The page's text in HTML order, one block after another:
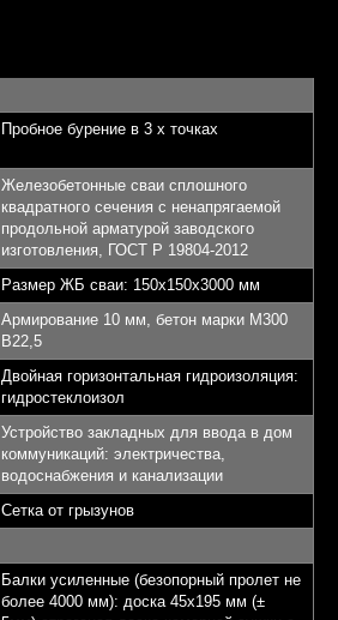
Пробное бурение в 3 х точках
Железобетонные сваи сплошного
квадратного сечения с ненапрягаемой
продольной арматурой заводского
изготовления, ГОСТ Р 19804-2012
Размер ЖБ сваи: 150х150х3000 мм
Армирование 10 мм, бетон марки М300
B22,5
Двойная горизонтальная гидроизоляция:
гидростеклоизол
Устройство закладных для ввода в дом
коммуникаций: электричества,
водоснабжения и канализации
Сетка от грызунов
Балки усиленные (безопорный пролет не
более 4000 мм): доска 45х195 мм (±